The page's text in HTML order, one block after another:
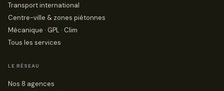
Transport international
Centre-ville & zones piétonnes
Mécanique · GPL · Clim
Tous les services
LE RÉSEAU
Nos 8 agences